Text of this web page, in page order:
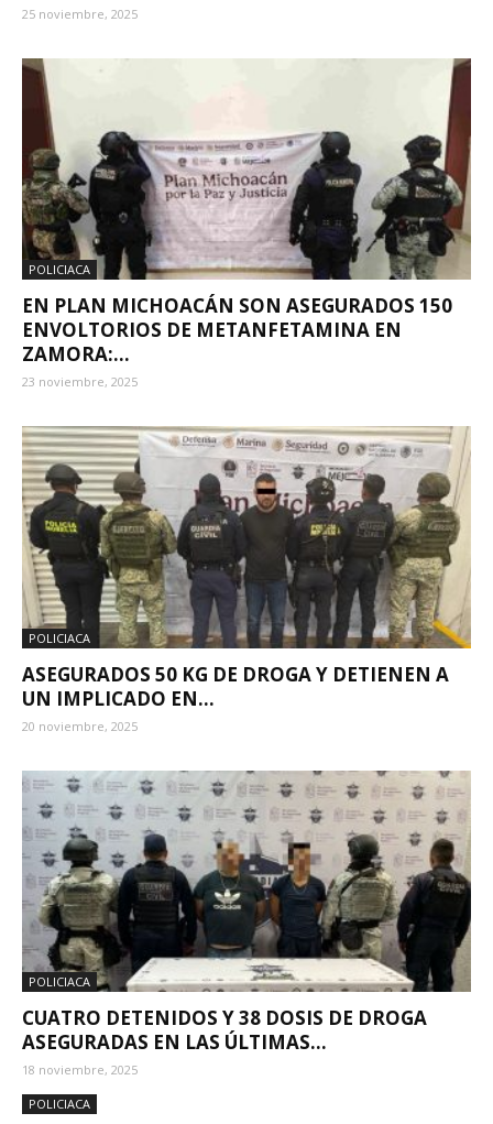
25 noviembre, 2025
POLICIACA
EN PLAN MICHOACÁN SON ASEGURADOS 150
ENVOLTORIOS DE METANFETAMINA EN
ZAMORA:...
23 noviembre, 2025
POLICIACA
ASEGURADOS 50 KG DE DROGA Y DETIENEN A
UN IMPLICADO EN...
20 noviembre, 2025
POLICIACA
CUATRO DETENIDOS Y 38 DOSIS DE DROGA
ASEGURADAS EN LAS ÚLTIMAS...
18 noviembre, 2025
POLICIACA